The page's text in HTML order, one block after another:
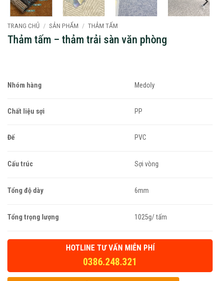
TRANG CHỦ / SẢN PHẨM / THẢM TẤM
Thảm tấm – thảm trải sàn văn phòng
Nhóm hàng Medoly
Chất liệu sợi PP
Đế PVC
Cấu trúc Sợi vòng
Tổng độ dày 6mm
Tổng trọng lượng 1025g/ tấm
HOTLINE TƯ VẤN MIỄN PHÍ
0386.248.321